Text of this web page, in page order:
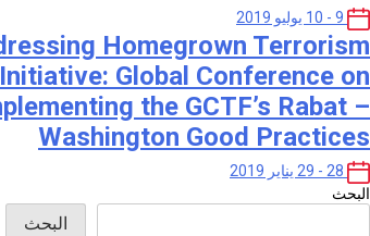
Homegrown Terrorism
Initiative: Global Conference on
the GCTF’s Rabat –
Washington Good Practices
البحث
البحث